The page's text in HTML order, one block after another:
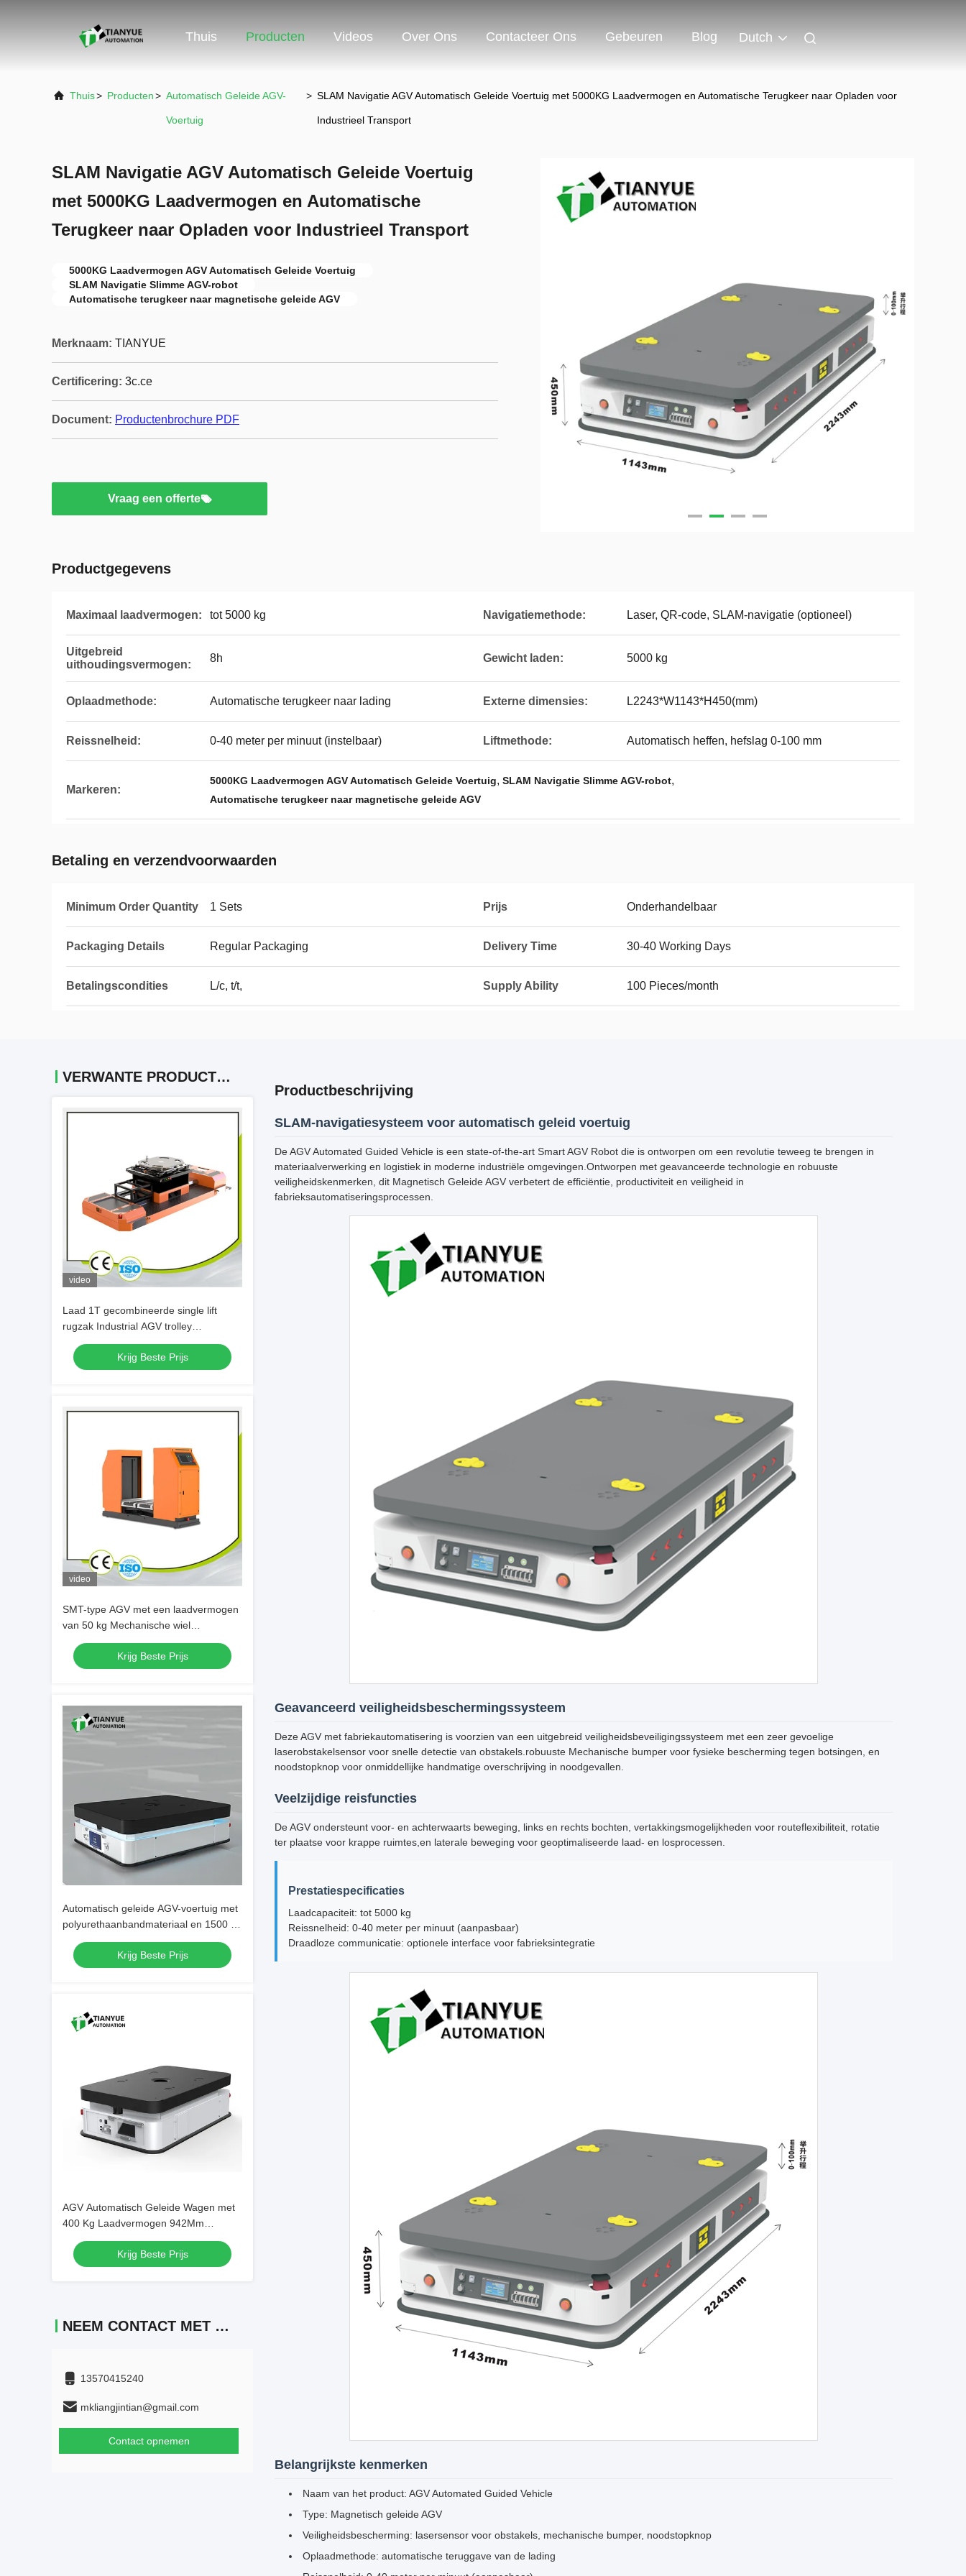
Thuis Producten Videos Over Ons Contacteer Ons Gebeuren Blog Dutch
Thuis> Producten> Automatisch Geleide AGV-
Voertuig
> SLAM Navigatie AGV Automatisch Geleide Voertuig met 5000KG Laadvermogen en Automatische Terugkeer naar Opladen voor
Industrieel Transport
SLAM Navigatie AGV Automatisch Geleide Voertuig
met 5000KG Laadvermogen en Automatische
Terugkeer naar Opladen voor Industrieel Transport
5000KG Laadvermogen AGV Automatisch Geleide Voertuig
SLAM Navigatie Slimme AGV-robot
Automatische terugkeer naar magnetische geleide AGV
Merknaam: TIANYUE
Certificering: 3c.ce
Document: Productenbrochure PDF
Vraag een offerte
Productgegevens
Maximaal laadvermogen: tot 5000 kg Navigatiemethode: Laser, QR-code, SLAM-navigatie (optioneel)
Uitgebreid
uithoudingsvermogen:
8h Gewicht laden: 5000 kg
Oplaadmethode: Automatische terugkeer naar lading Externe dimensies: L2243*W1143*H450(mm)
Reissnelheid: 0-40 meter per minuut (instelbaar) Liftmethode: Automatisch heffen, hefslag 0-100 mm
Markeren:
5000KG Laadvermogen AGV Automatisch Geleide Voertuig, SLAM Navigatie Slimme AGV-robot,
Automatische terugkeer naar magnetische geleide AGV
Betaling en verzendvoorwaarden
Minimum Order Quantity 1 Sets Prijs Onderhandelbaar
Packaging Details Regular Packaging Delivery Time 30-40 Working Days
Betalingscondities L/c, t/t, Supply Ability 100 Pieces/month
VERWANTE PRODUCTEN
video
Laad 1T gecombineerde single lift
rugzak Industrial AGV trolley
aanpassing
Krijg Beste Prijs
video
SMT-type AGV met een laadvermogen
van 50 kg Mechanische wiel
aandrijving en lasergeleiding voor PCB-
materiaaltransportKrijg Beste Prijs
Automatisch geleide AGV-voertuig met
polyurethaanbandmateriaal en 1500 kg
laadvermogen voor een precieze
parkeernauwkeurigheid van ±10 mm
Krijg Beste Prijs
AGV Automatisch Geleide Wagen met
400 Kg Laadvermogen 942Mm
Rotatiediameter en Twee-Wiel
Differentieel Aandrijving voor
Magazijnautomatisering
Krijg Beste Prijs
NEEM CONTACT MET ONS OP
13570415240
mkliangjintian@gmail.com
Contact opnemen
Productbeschrijving
SLAM-navigatiesysteem voor automatisch geleid voertuig
De AGV Automated Guided Vehicle is een state-of-the-art Smart AGV Robot die is ontworpen om een revolutie teweeg te brengen in
materiaalverwerking en logistiek in moderne industriële omgevingen.Ontworpen met geavanceerde technologie en robuuste
veiligheidskenmerken, dit Magnetisch Geleide AGV verbetert de efficiëntie, productiviteit en veiligheid in
fabrieksautomatiseringsprocessen.
Geavanceerd veiligheidsbeschermingssysteem
Deze AGV met fabriekautomatisering is voorzien van een uitgebreid veiligheidsbeveiligingssysteem met een zeer gevoelige
laserobstakelsensor voor snelle detectie van obstakels.robuuste Mechanische bumper voor fysieke bescherming tegen botsingen, en
noodstopknop voor onmiddellijke handmatige overschrijving in noodgevallen.
Veelzijdige reisfuncties
De AGV ondersteunt voor- en achterwaarts beweging, links en rechts bochten, vertakkingsmogelijkheden voor routeflexibiliteit, rotatie
ter plaatse voor krappe ruimtes,en laterale beweging voor geoptimaliseerde laad- en losprocessen.
Prestatiespecificaties
Laadcapaciteit: tot 5000 kg
Reissnelheid: 0-40 meter per minuut (aanpasbaar)
Draadloze communicatie: optionele interface voor fabrieksintegratie
Belangrijkste kenmerken
Naam van het product: AGV Automated Guided Vehicle
Type: Magnetisch geleide AGV
Veiligheidsbescherming: lasersensor voor obstakels, mechanische bumper, noodstopknop
Oplaadmethode: automatische teruggave van de lading